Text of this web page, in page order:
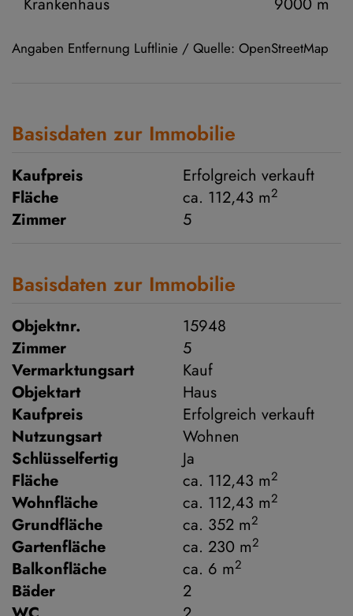
Krankenhaus 9000 m
Angaben Entfernung Luftlinie / Quelle: OpenStreetMap
Basisdaten zur Immobilie
Kaufpreis
Erfolgreich verkauft
Fläche
ca. 112,43 m2
Zimmer 5
Basisdaten zur Immobilie
Objektnr.
15948
Zimmer
5
Vermarktungsart
Kauf
Objektart
Haus
Kaufpreis
Erfolgreich verkauft
Nutzungsart
Wohnen
Schlüsselfertig
Ja
Fläche
ca. 112,43 m2
Wohnfläche ca. 112,43 m2
Grundfläche ca. 352 m2
Gartenfläche ca. 230 m2
Balkonfläche ca. 6 m2
Bäder
2